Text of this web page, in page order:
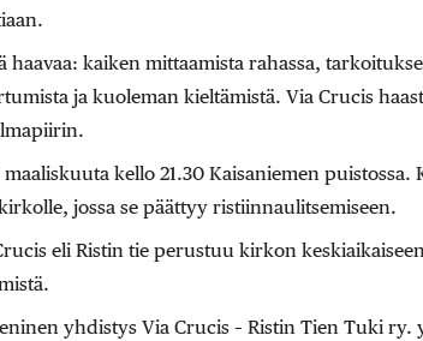
haavaa: kaiken mittaamista rahassa,
ja kuoleman kieltämistä. Via Crucis
kello 21.30 Kaisaniemen puistossa.
jossa se päättyy ristiinnaulitsemiseen.
eli Ristin tie perustuu kirkon
yhdistys Via Crucis – Ristin Tien Tuki ry.